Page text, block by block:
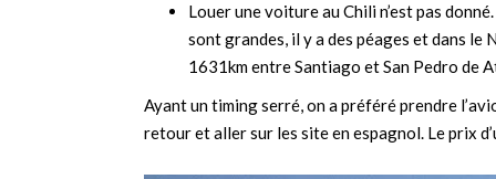
Louer une voiture au Chili n’est pas
sont grandes, il y a des péages et dans le
1631km entre Santiago et San Pedro de
Ayant un timing serré, on a préféré prendre
retour et aller sur les site en espagnol. Le prix